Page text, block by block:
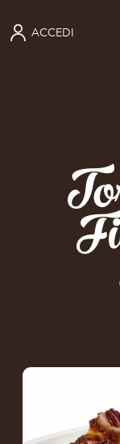
ACCEDI